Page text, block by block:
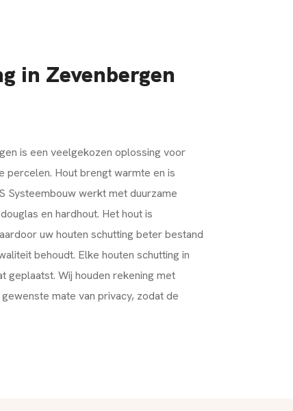
in Zevenbergen
is een veelgekozen oplossing voor
percelen. Hout brengt warmte en is
Systeembouw werkt met duurzame
en hardhout. Het hout is
uw houten schutting beter bestand
behoudt. Elke houten schutting in
geplaatst. Wij houden rekening met
mate van privacy, zodat de